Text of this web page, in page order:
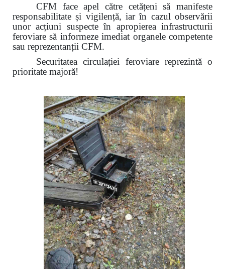
CFM face apel către cetățeni să manifeste
responsabilitate și vigilență, iar în cazul observării
unor acțiuni suspecte în apropierea infrastructurii
feroviare să informeze imediat organele competente
sau reprezentanții CFM.
Securitatea circulației feroviare reprezintă o
prioritate majoră!